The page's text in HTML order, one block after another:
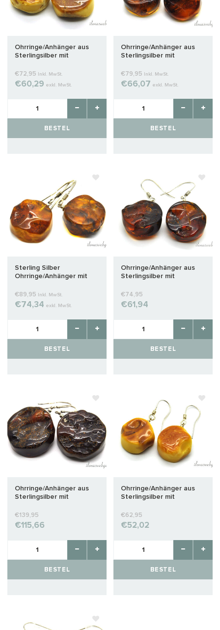
Ohrringe/Anhänger aus
Sterlingsilber mit
24x20x10mm
€72,95 Inkl. MwSt.
€60,29 exkl. MwSt.
BESTEL
Ohrringe/Anhänger aus
Sterlingsilber mit
€79,95 Inkl. MwSt.
€66,07 exkl. MwSt.
BESTEL
Sterling Silber
Ohrringe/Anhänger mit
€89,95 Inkl. MwSt.
€74,34 exkl. MwSt.
BESTEL
Ohrringe/Anhänger aus
Sterlingsilber mit
26x20x10mm
€74,95
€61,94
BESTEL
Ohrringe/Anhänger aus
Sterlingsilber mit
32x26x14mm
€139,95
€115,66
BESTEL
Ohrringe/Anhänger aus
Sterlingsilber mit
23x18x10mm
€62,95
€52,02
BESTEL